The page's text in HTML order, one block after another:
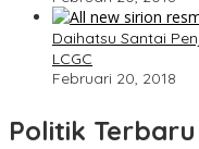
Daihatsu Santai
LCGC
Februari 20, 2018
Politik Terbaru